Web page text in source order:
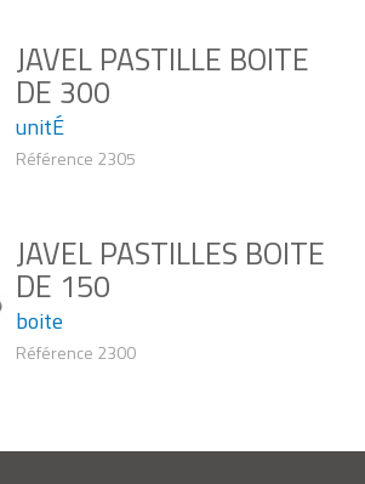
JAVEL PASTILLE BOITE
DE 300
unitÉ
Référence 2305
JAVEL PASTILLES BOITE
DE 150
boite
Référence 2300